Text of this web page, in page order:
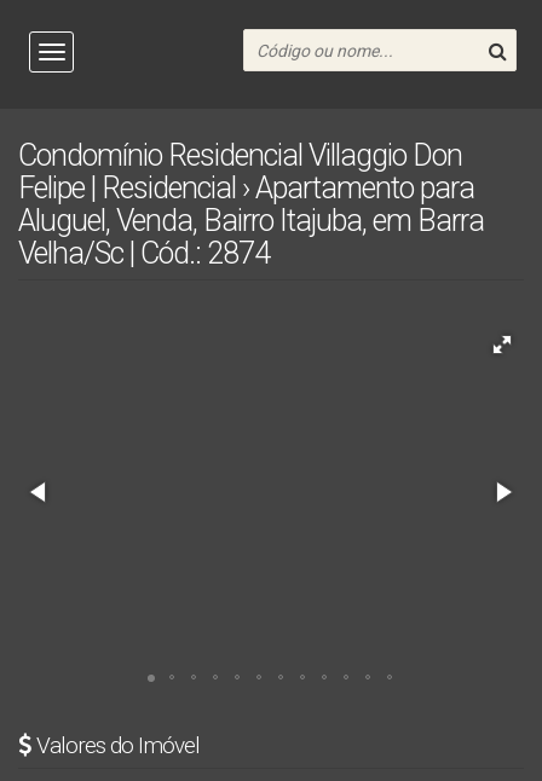
Condomínio Residencial Villaggio Don
Felipe | Residencial › Apartamento para
Aluguel, Venda, Bairro Itajuba, em Barra
Velha/Sc | Cód.: 2874
Valores do Imóvel